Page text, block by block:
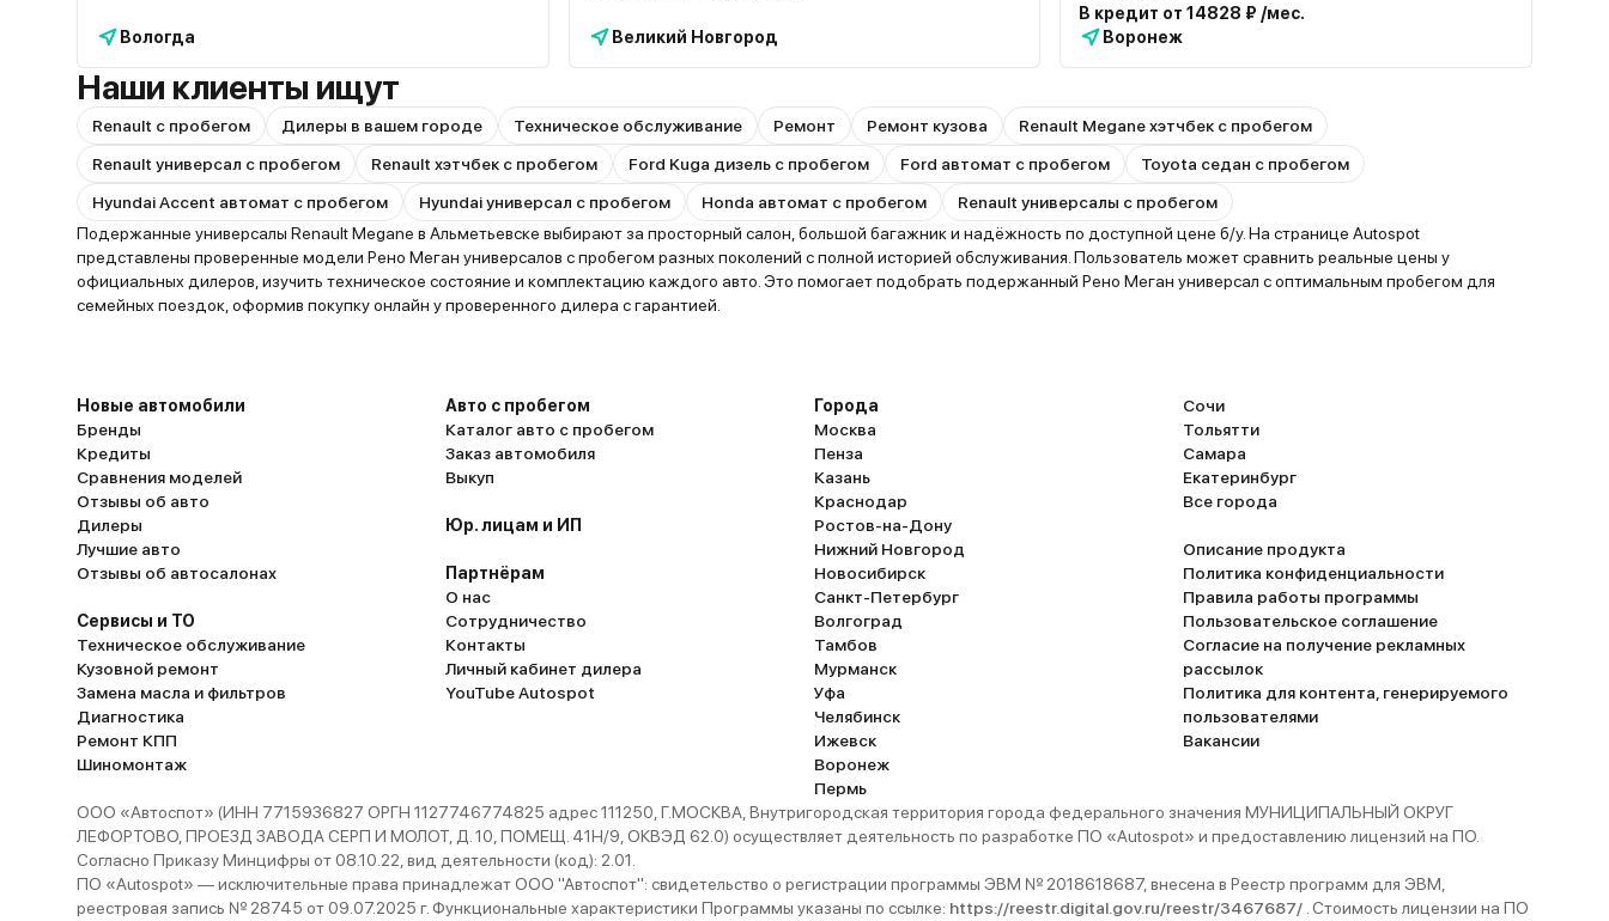
Вологда Великий Новгород
В кредит от 14828 ₽ /мес.
Воронеж
Наши клиенты ищут
Renault с пробегом Дилеры в вашем городе Техническое обслуживание Ремонт Ремонт кузова
Renault Megane хэтчбек с пробегом
Renault универсал с пробегом
Renault хэтчбек с пробегом Ford Kuga дизель с пробегом Ford автомат с пробегом
Toyota седан с пробегом
Hyundai Accent автомат с пробегом
Hyundai универсал с пробегом Honda автомат с пробегом
Renault универсалы с пробегом
Подержанные универсалы Renault Megane в Альметьевске выбирают за просторный салон, большой багажник и надёжность по доступной цене б/у. На странице Autospot
представлены проверенные модели Рено Меган универсалов с пробегом разных поколений с полной историей обслуживания. Пользователь может сравнить реальные цены у
официальных дилеров, изучить техническое состояние и комплектацию каждого авто. Это помогает подобрать подержанный Рено Меган универсал с оптимальным пробегом для
семейных поездок, оформив покупку онлайн у проверенного дилера с гарантией.
Новые автомобили
Бренды
Кредиты
Сравнения моделей
Отзывы об авто
Дилеры
Лучшие авто
Отзывы об автосалонах
Сервисы и ТО
Техническое обслуживание
Кузовной ремонт
Замена масла и фильтров
Диагностика
Ремонт КПП
Шиномонтаж
Авто с пробегом
Каталог авто с пробегом
Заказ автомобиля
Выкуп
Юр. лицам и ИП
Партнёрам
О нас
Сотрудничество
Контакты
Личный кабинет дилера
YouTube Autospot
Города
Москва
Пенза
Казань
Краснодар
Ростов-на-Дону
Нижний Новгород
Новосибирск
Санкт-Петербург
Волгоград
Тамбов
Мурманск
Уфа
Челябинск
Ижевск
Воронеж
Пермь
Сочи
Тольятти
Самара
Екатеринбург
Все города
Описание продукта
Политика конфиденциальности
Правила работы программы
Пользовательское соглашение
Согласие на получение рекламных
рассылок
Политика для контента, генерируемого
пользователями
Вакансии
ООО «Автоспот» (ИНН 7715936827 ОРГН 1127746774825 адрес 111250, Г.МОСКВА, Внутригородская территория города федерального значения МУНИЦИПАЛЬНЫЙ ОКРУГ
ЛЕФОРТОВО, ПРОЕЗД ЗАВОДА СЕРП И МОЛОТ, Д. 10, ПОМЕЩ. 41Н/9, ОКВЭД 62.0) осуществляет деятельность по разработке ПО «Autospot» и предоставлению лицензий на ПО.
Согласно Приказу Минцифры от 08.10.22, вид деятельности (код): 2.01.
ПО «Autospot» — исключительные права принадлежат ООО "Автоспот": свидетельство о регистрации программы ЭВМ № 2018618687, внесена в Реестр программ для ЭВМ,
реестровая запись № 28745 от 09.07.2025 г. Функциональные характеристики Программы указаны по ссылке: https://reestr.digital.gov.ru/reestr/3467687/ . Стоимость лицензии на ПО